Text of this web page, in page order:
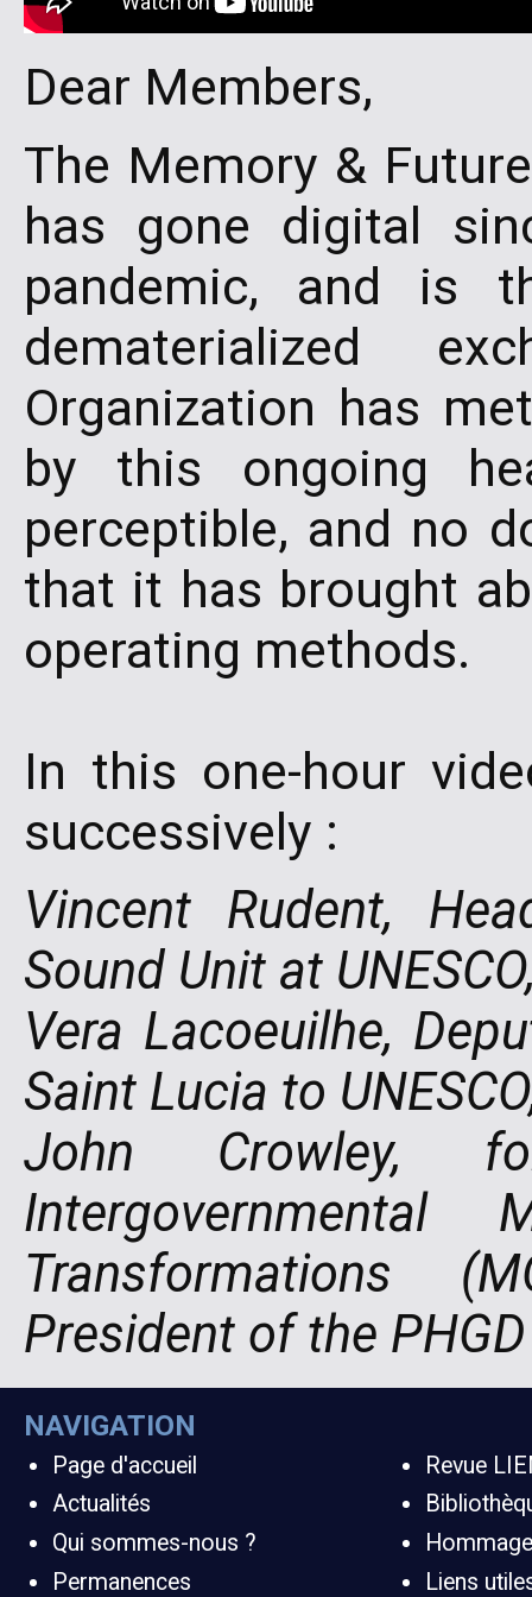
Dear Members,
The Memory &
has gone digital
pandemic, and is
dematerialized
Organization has
by this ongoing
perceptible, and no
that it has brought
operating methods.
In this one-hour
successively :
Vincent Rudent,
Sound Unit at
Vera Lacoeuilhe,
Saint Lucia to
John Crowley,
Intergovernmental
Transformations
President of the
NAVIGATION
Page d'accueil
Actualités
Qui sommes-nous ?
Permanences
Revue
Hommage
Liens